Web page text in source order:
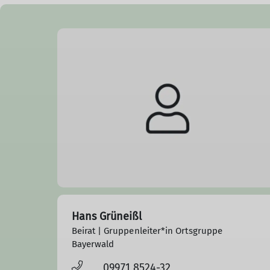
Hans Grüneißl
Beirat | Gruppenleiter*in Ortsgruppe
Bayerwald